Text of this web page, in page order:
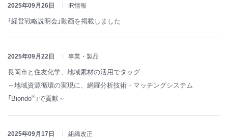
2025年09月26日 IR情報
「経営戦略説明会」動画を掲載しました
2025年09月22日 事業・製品
長岡市と住友化学、地域素材の活用でタッグ
～地域資源循環の実現に、網羅分析技術・マッチングシステム
「Biondo®」で貢献～
2025年09月17日 組織改正